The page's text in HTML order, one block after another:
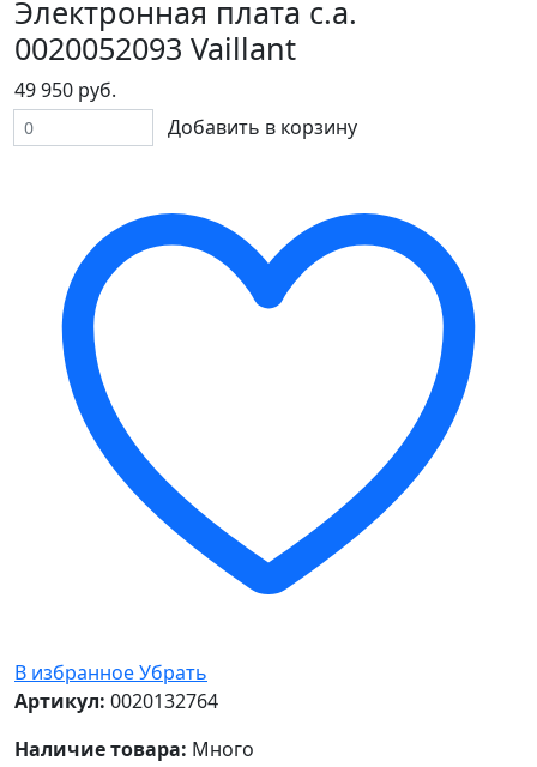
Электронная плата с.а.
0020052093 Vaillant
49 950 руб.
Добавить в корзину
В избранноеУбрать
Артикул: 0020132764
Наличие товара: Много